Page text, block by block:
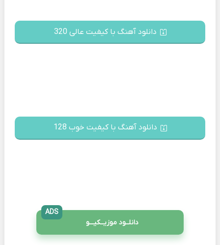
دانلود آهنگ با کیفیت عالی 320
دانلود آهنگ با کیفیت خوب 128
دانلــود موزیــکیـــو
ADS